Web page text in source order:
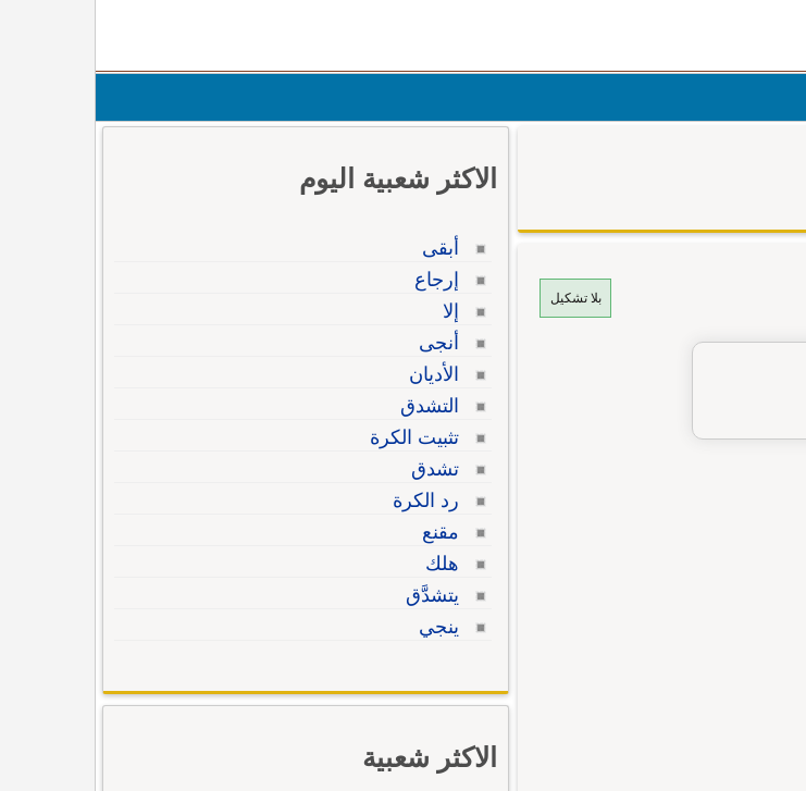
بلا تشكيل
الاكثر شعبية اليوم
أبقى
إرجاع
إلا
أنجى
الأديان
التشدق
تثبيت الكرة
تشدق
رد الكرة
مقنع
هلك
يتشدَّق
ينجي
الاكثر شعبية